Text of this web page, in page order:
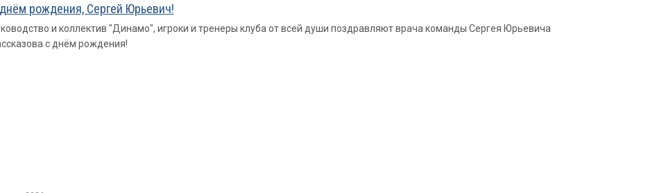
рождения, Сергей Юрьевич!
и коллектив "Динамо", игроки и тренеры клуба от всей души поздравляют врача команды Сергея Юрьевича
с днём рождения!